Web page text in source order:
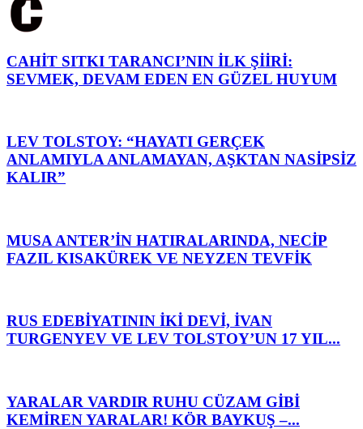
CAHİT SITKI TARANCI’NIN İLK ŞİİRİ:
SEVMEK, DEVAM EDEN EN GÜZEL HUYUM
LEV TOLSTOY: “HAYATI GERÇEK
ANLAMIYLA ANLAMAYAN, AŞKTAN NASİPSİZ
KALIR”
MUSA ANTER’İN HATIRALARINDA, NECİP
FAZIL KISAKÜREK VE NEYZEN TEVFİK
RUS EDEBİYATININ İKİ DEVİ, İVAN
TURGENYEV VE LEV TOLSTOY’UN 17 YIL...
YARALAR VARDIR RUHU CÜZAM GİBİ
KEMİREN YARALAR! KÖR BAYKUŞ –...